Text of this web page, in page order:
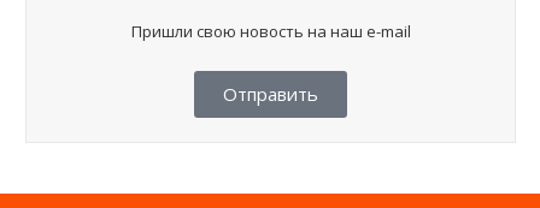
Пришли свою новость на наш e-mail
Отправить